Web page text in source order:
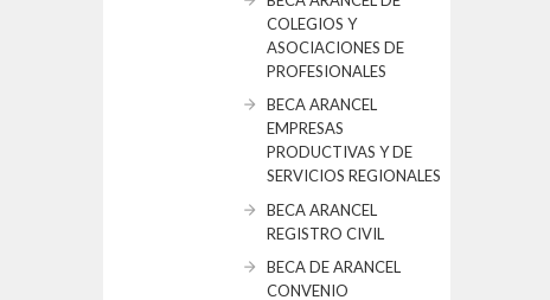
COLEGIOS Y
ASOCIACIONES DE
PROFESIONALES
BECA ARANCEL
EMPRESAS
PRODUCTIVAS Y DE
SERVICIOS REGIONALES
BECA ARANCEL
REGISTRO CIVIL
BECA DE ARANCEL
CONVENIO